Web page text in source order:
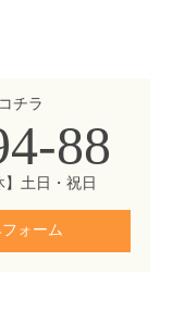
チラ
88
】土日・祝日
ォーム